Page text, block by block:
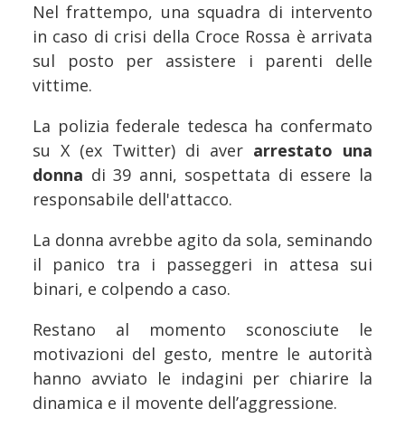
Nel frattempo, una squadra di intervento
in caso di crisi della Croce Rossa è arrivata
sul posto per assistere i parenti delle
vittime.
La polizia federale tedesca ha confermato
su X (ex Twitter) di aver arrestato una
donna di 39 anni, sospettata di essere la
responsabile dell'attacco.
La donna avrebbe agito da sola, seminando
il panico tra i passeggeri in attesa sui
binari, e colpendo a caso.
Restano al momento sconosciute le
motivazioni del gesto, mentre le autorità
hanno avviato le indagini per chiarire la
dinamica e il movente dell’aggressione.